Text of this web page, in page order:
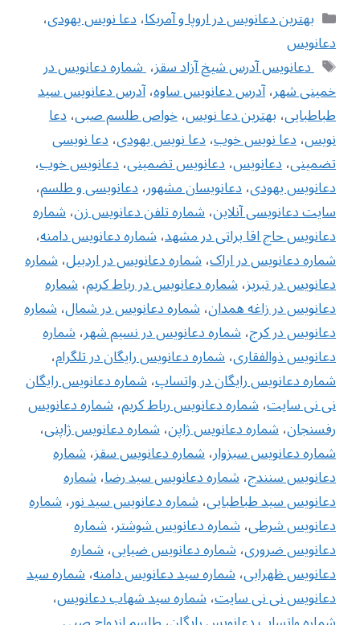
دسته‌ها
بهترین دعانویس در اروپا و آمریکا،دعا نویس یهودی،
دعانویس
برچسب‌ها
‌ دعانویس آدرس شیخ آزاد سقز،‌ شماره دعانویس در
خمینی شهر،آدرس دعانویس ساوه،آدرس دعانویس سید
طباطبایی،بهترین دعا نویس،خواص طلسم صبی،دعا
نویس،دعا نویس خوب،دعا نویس یهودی،دعا نویسی
تضمینی،دعانویس،دعانویس تضمینی،دعانویس خوب،
دعانویس یهودی،دعانویسان مشهور،دعانویسی و طلسم،
سایت دعانویسی آنلاین،شماره تلفن دعانویس زن،‌شماره
دعانویس حاج اقا براتی در مشهد،شماره دعانویس دامنه،
شماره دعانویس در اراک،شماره دعانویس در اردبیل،شماره
دعانویس در تبریز،شماره دعانویس در رباط کریم،شماره
دعانویس در زاغه همدان،شماره دعانویس در شمال،شماره
دعانویس در کرج،شماره دعانویس در نسیم شهر،شماره
دعانویس ذوالفقاری،شماره دعانویس رایگان در تلگرام،
شماره دعانویس رایگان در واتساپ،شماره دعانویس رایگان
نی نی سایت،شماره دعانویس رباط کریم،شماره دعانویس
رفسنجان،شماره دعانویس ژاپن،شماره دعانویس ژاپنی،
شماره دعانویس سبزوار،شماره دعانویس سقز،شماره
دعانویس سنندج،شماره دعانویس سید رضا،شماره
دعانویس سید طباطبایی،شماره دعانویس سید نور،شماره
دعانویس شرطی،شماره دعانویس شوشتر،شماره
دعانویس ضروری،شماره دعانویس ضیایی،شماره
دعانویس ظهرابی،شماره سید دعانویس دامنه،شماره سید
دعانویس نی نی سایت،شماره سید شهاب دعانویس،